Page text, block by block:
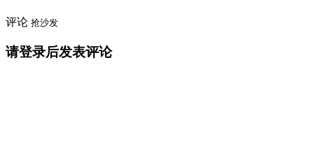
评论 抢沙发
请登录后发表评论